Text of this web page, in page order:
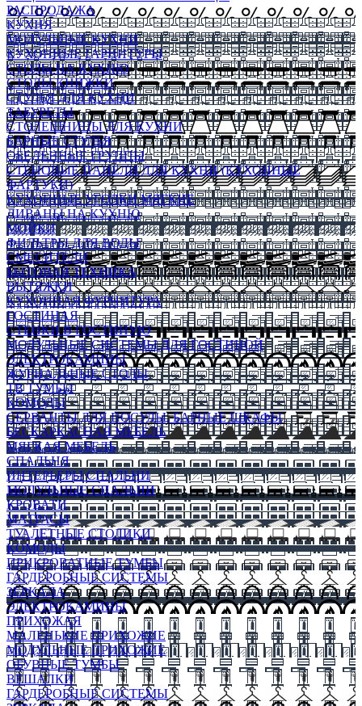
РАСПРОДАЖА
КУХНЯ
МОДУЛЬНЫЕ КУХНИ
КУХОННЫЕ ГАРНИТУРЫ
СТОЛЫ НА КУХНЮ
СТОЛЫ КНИЖКИ
СТУЛЬЯ ДЛЯ КУХНИ
ТАБУРЕТЫ
СТОЛЕШНИЦЫ ДЛЯ КУХНИ
БАРНЫЕ СТУЛЬЯ
ОБЕДЕННЫЕ ГРУППЫ
СТЕНОВЫЕ ПАНЕЛИ ДЛЯ КУХНИ (КУХОННЫЕ
ФАРТУКИ)
КУХОННЫЕ УГОЛКИ МЯГКИЕ
ДИВАНЫ НА КУХНЮ
МОЙКИ
ФИЛЬТРЫ ДЛЯ ВОДЫ
СМЕСИТЕЛИ
БЫТОВАЯ ТЕХНИКА
ВЫТЯЖКИ
КУХОННАЯ ФУРНИТУРА
ГОСТИНАЯ
СТЕНКИ В ГОСТИНУЮ
МОДУЛЬНЫЕ СИСТЕМЫ ДЛЯ ГОСТИНОЙ
ЭЛЕКТРОКАМИНЫ
ЖУРНАЛЬНЫЕ СТОЛЫ
ТВ ТУМБЫ
КОМОДЫ
СЕРВАНТЫ ДЛЯ ПОСУДЫ, БАРНЫЕ ШКАФЫ
БЕСКАРКАСНАЯ МЕБЕЛЬ
МЯГКАЯ МЕБЕЛЬ
СПАЛЬНЯ
ИНТЕРЬЕРЫ СПАЛЬНИ
МОДУЛЬНЫЕ СПАЛЬНИ
КРОВАТИ
МАТРАСЫ
ТУАЛЕТНЫЕ СТОЛИКИ
КОМОДЫ
ПРИКРОВАТНЫЕ ТУМБЫ
ГАРДЕРОБНЫЕ СИСТЕМЫ
ЗЕРКАЛА
ЭЛЕКТРОКАМИНЫ
ПРИХОЖАЯ
МАЛЕНЬКИЕ ПРИХОЖИЕ
МОДУЛЬНЫЕ ПРИХОЖИЕ
ОБУВНЫЕ ТУМБЫ
ВЕШАЛКИ
ГАРДЕРОБНЫЕ СИСТЕМЫ